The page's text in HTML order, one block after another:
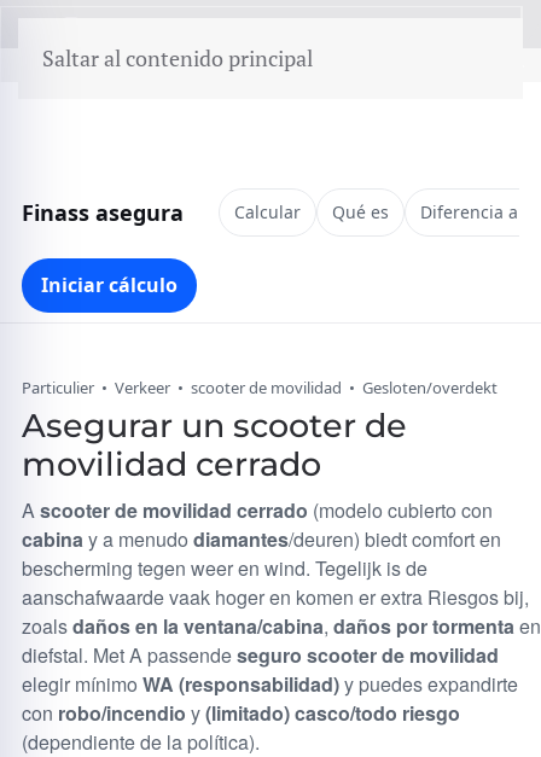
Saltar al contenido principal
menú
Finass asegura Calcular Qué es Diferencia
Iniciar cálculo
Particulier • Verkeer • scooter de movilidad • Gesloten/overdekt
Asegurar un scooter de
movilidad cerrado
Ascooter de movilidad cerrado (modelo cubierto con
cabinay a menudo diamantes/deuren) biedt comfort en
bescherming tegen weer en wind. Tegelijk is de
aanschafwaarde vaak hoger en komen er extra Riesgos bij,
zoalsdaños en la ventana/cabina, daños por tormentaen
diefstal. Met A passendeseguro scooter de movilidad
elegir mínimo WA (responsabilidad)y puedes expandirte
con robo/incendio y(limitado) casco/todo riesgo
(dependiente de la política).